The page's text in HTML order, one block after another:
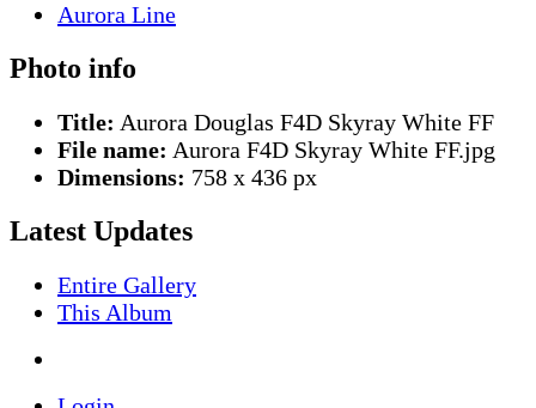
Photo info
Title: Aurora Douglas F4D Skyray White FF
File name: Aurora F4D Skyray White FF.jpg
Dimensions: 758 x 436 px
Latest Updates
Entire Gallery
This Album